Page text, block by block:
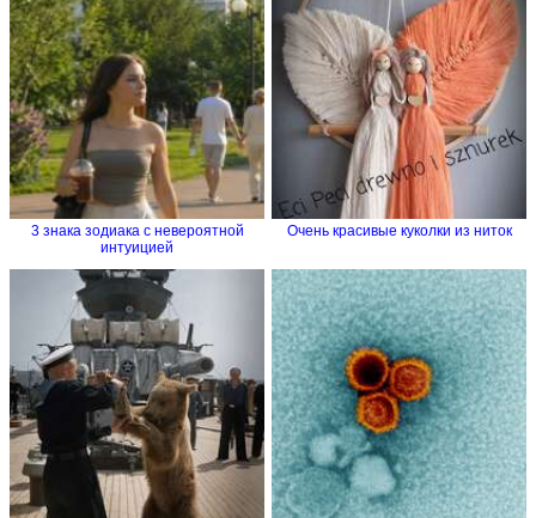
3 знака зодиака с невероятной
интуицией
Очень красивые куколки из ниток